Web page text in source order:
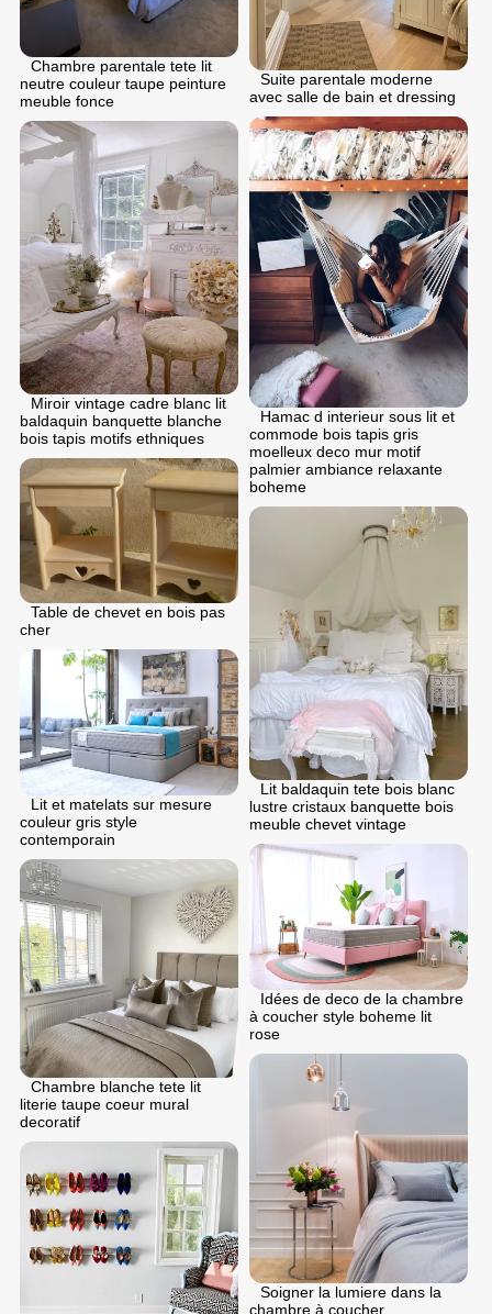
Suite parentale moderne
avec salle de bain et dressing
Chambre parentale tete lit
neutre couleur taupe peinture
meuble fonce
Hamac d interieur sous lit et
commode bois tapis gris
moelleux deco mur motif
palmier ambiance relaxante
boheme
Miroir vintage cadre blanc lit
baldaquin banquette blanche
bois tapis motifs ethniques
Table de chevet en bois pas
cher
Lit baldaquin tete bois blanc
lustre cristaux banquette bois
meuble chevet vintage
Lit et matelats sur mesure
couleur gris style
contemporain
Idées de deco de la chambre
à coucher style boheme lit
rose
Chambre blanche tete lit
literie taupe coeur mural
decoratif
Soigner la lumiere dans la
chambre à coucher